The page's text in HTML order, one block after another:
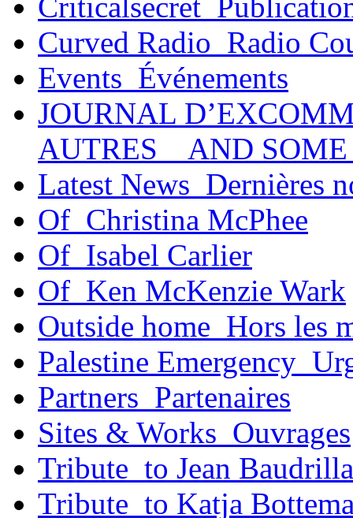
Curved Radio_Radio
Events_Événements
JOURNAL
AUTRES _ AND
Latest News_Dernières
Of_Christina McPhee
Of_Isabel Carlier
Of_Ken McKenzie Wark
Outside home_Hors les
Palestine
Partners_Partenaires
Sites & Works_Ouvrages
Tribute_to Jean
Tribute_to Katja